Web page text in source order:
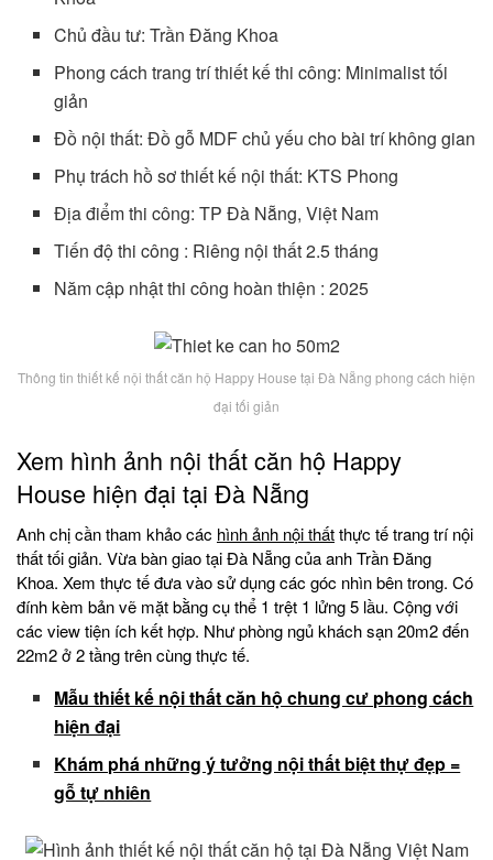
Chủ đầu tư: Trần Đăng Khoa
Phong cách trang trí thiết kế thi công: Minimalist tối
giản
Đồ nội thất: Đồ gỗ MDF chủ yếu cho bài trí không gian
Phụ trách hồ sơ thiết kế nội thất: KTS Phong
Địa điểm thi công: TP Đà Nẵng, Việt Nam
Tiến độ thi công : Riêng nội thất 2.5 tháng
Năm cập nhật thi công hoàn thiện : 2025
Thông tin thiết kế nội thất căn hộ Happy House tại Đà Nẵng phong cách hiện
đại tối giản
Xem hình ảnh nội thất căn hộ Happy
House hiện đại tại Đà Nẵng
Anh chị cần tham khảo các hình ảnh nội thấtthực tế trang trí nội
thất tối giản. Vừa bàn giao tại Đà Nẵng của anh Trần Đăng
Khoa. Xem thực tế đưa vào sử dụng các góc nhìn bên trong. Có
đính kèm bản vẽ mặt bằng cụ thể 1 trệt 1 lửng 5 lầu. Cộng với
các view tiện ích kết hợp. Như phòng ngủ khách sạn 20m2 đến
22m2 ở 2 tầng trên cùng thực tế.
Mẫu thiết kế nội thất căn hộ chung cư phong cách
hiện đại
Khám phá những ý tưởng nội thất biệt thự đẹp =
gỗ tự nhiên